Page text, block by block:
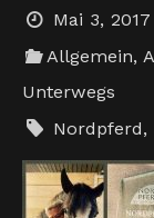
Mai 3, 2017
Allgemein,
Unterwegs
Nordpferd,